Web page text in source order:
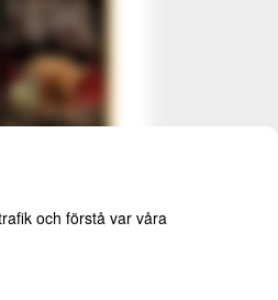
- Livestock
och förstå var våra